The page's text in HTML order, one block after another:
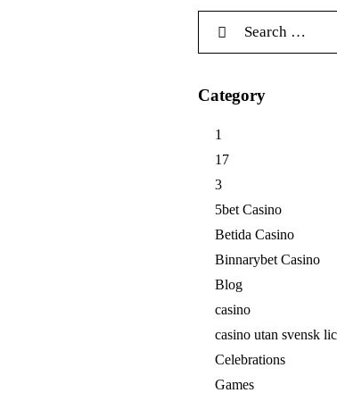
for:
Category
1
17
3
5bet Casino
Betida Casino
Binnarybet Casino
Blog
casino
casino utan svensk
Celebrations
Games